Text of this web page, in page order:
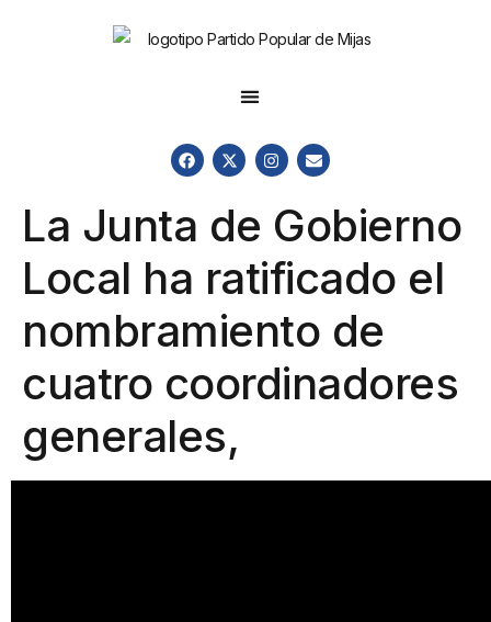
La Junta de Gobierno
Local ha ratificado el
nombramiento de
cuatro coordinadores
generales,